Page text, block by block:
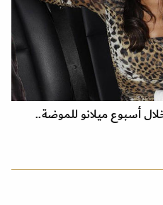
أسبوع ميلانو للموضة..